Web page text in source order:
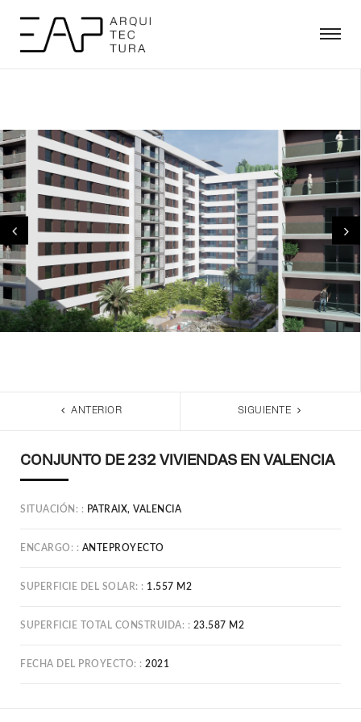
ANTERIOR SIGUIENTE
CONJUNTO DE 232 VIVIENDAS EN VALENCIA
SITUACIÓN: PATRAIX, VALENCIA
ENCARGO: ANTEPROYECTO
SUPERFICIE DEL SOLAR: 1.557 M2
SUPERFICIE TOTAL CONSTRUIDA: 23.587 M2
FECHA DEL PROYECTO: 2021